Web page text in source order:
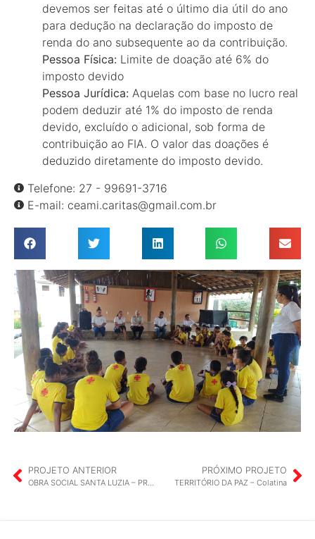
devemos ser feitas até o último dia útil do ano
para dedução na declaração do imposto de
renda do ano subsequente ao da contribuição.
Pessoa Física: Limite de doação até 6% do
imposto devido
Pessoa Jurídica: Aquelas com base no lucro real
podem deduzir até 1% do imposto de renda
devido, excluído o adicional, sob forma de
contribuição ao FIA. O valor das doações é
deduzido diretamente do imposto devido.
Telefone: 27 - 99691-3716
E-mail: ceami.caritas@gmail.com.br
PROJETO ANTERIOR PRÓXIMO PROJETO
TERRITÓRIO DA PAZ – Colatina